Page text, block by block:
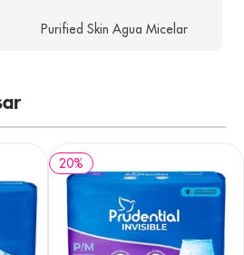
Purified Skin Agua Micelar
20%